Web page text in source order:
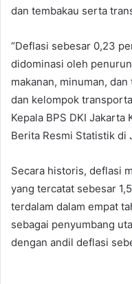
dan tembakau serta
“Deflasi sebesar 0,23
didominasi oleh
makanan, minuman,
dan kelompok
Kepala BPS DKI Jakarta
Berita Resmi Statistik di
Secara historis, deflasi
yang tercatat sebesar
terdalam dalam empat
sebagai penyumbang
dengan andil deflasi